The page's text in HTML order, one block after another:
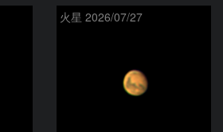
火星 2026/07/27